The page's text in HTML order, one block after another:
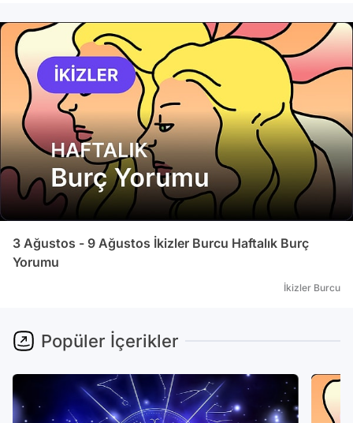
3 Ağustos - 9 Ağustos İkizler Burcu Haftalık Burç
Yorumu
İkizler Burcu
Popüler İçerikler